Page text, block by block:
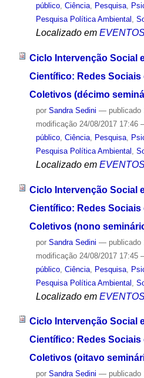
público, Ciência, Pesquisa,
Pesquisa Política Ambiental ,
Localizado em
Ciclo Intervenção Social
Científico: Redes Sociais
Coletivos (décimo
por Sandra Sedini — publicado
modificação24/08/2017 17:46
público, Ciência, Pesquisa,
Pesquisa Política Ambiental ,
Localizado em
Ciclo Intervenção Social
Científico: Redes Sociais
Coletivos (nono
por Sandra Sedini — publicado
modificação24/08/2017 17:45
público, Ciência, Pesquisa,
Pesquisa Política Ambiental
Localizado em
Ciclo Intervenção Social
Científico: Redes Sociais
Coletivos (oitavo
por Sandra Sedini — publicado